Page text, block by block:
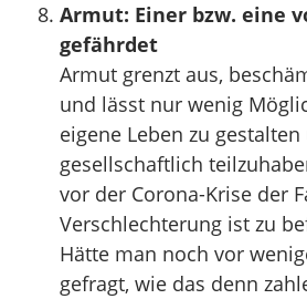
Armut: Einer bzw. eine
gefährdet
Armut grenzt aus,
und lässt nur wenig
eigene Leben zu gestalten
gesellschaftlich
vor der Corona-Krise der
Verschlechterung ist zu
Hätte man noch vor
gefragt, wie das denn